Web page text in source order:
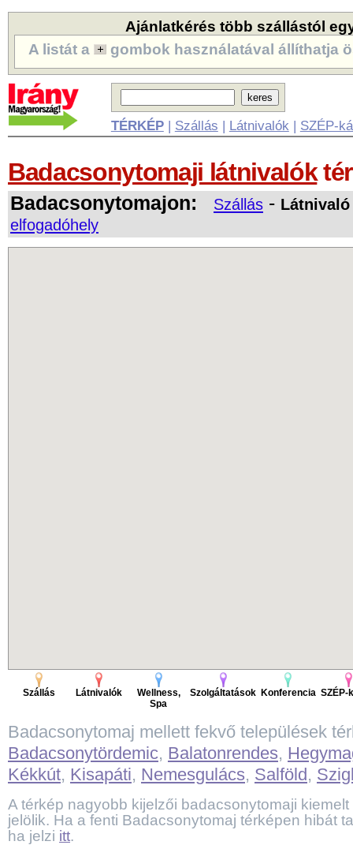
Ajánlatkérés több szállástól
A listát a
gombok használatával állíthatja
TÉRKÉP| Szállás | Látnivalók | SZÉP-
Badacsonytomaji látnivalók
Badacsonytomajon: Szállás - Látnivaló
elfogadóhely
Szállás Látnivalók
Wellness,
Spa
Szolgáltatások Konferencia SZÉP-
Badacsonytomaj mellett fekvő települések
Badacsonytördemic, Balatonrendes,
Kékkút, Kisapáti, Nemesgulács, Salföld,
A térkép nagyobb kijelzői badacsonytomaji
jelölik. Ha a fenti Badacsonytomaj térképen hibát
ha jelzi itt.